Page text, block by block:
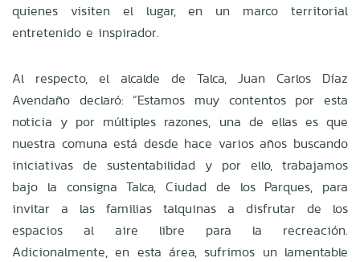
quienes visiten el lugar, en un marco territorial
entretenido e inspirador.
Al respecto, el alcalde de Talca, Juan Carlos Díaz
Avendaño declaró: “Estamos muy contentos por esta
noticia y por múltiples razones, una de ellas es que
nuestra comuna está desde hace varios años buscando
iniciativas de sustentabilidad y por ello, trabajamos
bajo la consigna Talca, Ciudad de los Parques, para
invitar a las familias talquinas a disfrutar de los
espacios al aire libre para la recreación.
Adicionalmente, en esta área, sufrimos un lamentable